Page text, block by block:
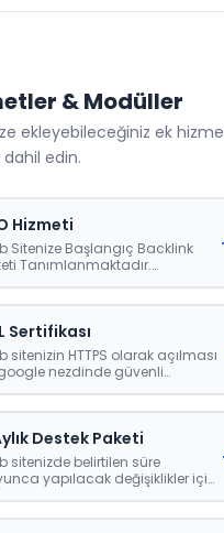
& Modüller
ekleyebileceğiniz ek
edin.
Hizmeti
Sitenize Başlangıç Backlink
Tanımlanmaktadır.
Sertifikası
sitenizin HTTPS olarak açılması
nezdinde güvenli
Destek Paketi
sitenizde belirtilen süre
yapılacak değişiklikler için